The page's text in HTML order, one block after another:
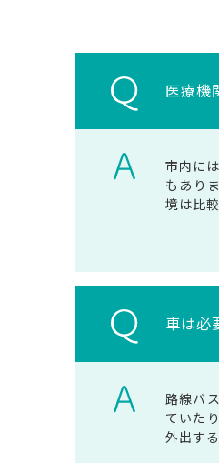
医療機
市内に
もあり
境は比
車は必
路線バ
ていた
外出す